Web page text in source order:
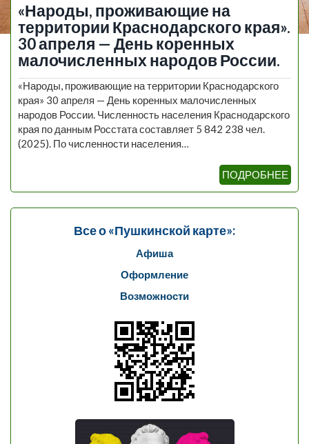
«Народы, проживающие на
территории Краснодарского края».
30 апреля — День коренных
малочисленных народов России.
«Народы, проживающие на территории Краснодарского
края» 30 апреля — День коренных малочисленных
народов России. Численность населения Краснодарского
края по данным Росстата составляет 5 842 238 чел.
(2025). По численности населения…
ПОДРОБНЕЕ
Все о «Пушкинской карте»:
Афиша
Оформление
Возможности